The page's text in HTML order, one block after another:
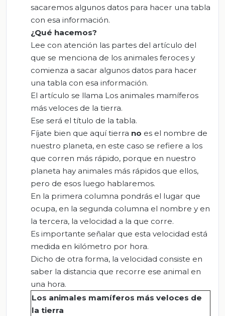
sacaremos algunos datos para hacer una tabla
con esa información.
¿Qué hacemos?
Lee con atención las partes del artículo del
que se menciona de los animales feroces y
comienza a sacar algunos datos para hacer
una tabla con esa información.
El artículo se llama Los animales mamíferos
más veloces de la tierra.
Ese será el título de la tabla.
Fíjate bien que aquí tierra no es el nombre de
nuestro planeta, en este caso se refiere a los
que corren más rápido, porque en nuestro
planeta hay animales más rápidos que ellos,
pero de esos luego hablaremos.
En la primera columna pondrás el lugar que
ocupa, en la segunda columna el nombre y en
la tercera, la velocidad a la que corre.
Es importante señalar que esta velocidad está
medida en kilómetro por hora.
Dicho de otra forma, la velocidad consiste en
saber la distancia que recorre ese animal en
una hora.
Los animales mamíferos más veloces de
la tierra